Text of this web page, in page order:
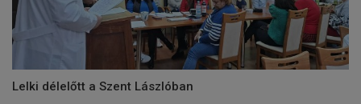
Lelki délelőtt a Szent Lászlóban